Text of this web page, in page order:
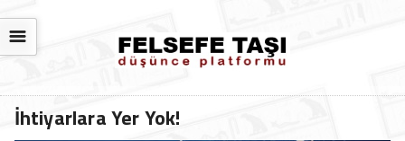
☰
İhtiyarlara Yer Yok!